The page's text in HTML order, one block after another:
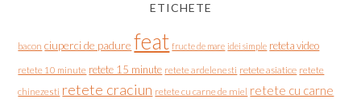
ETICHETE
bacon ciuperci de padure feat fructe de mare idei simple reteta video
retete 10 minute retete 15 minute retete ardelenesti retete asiatice retete
chinezesti retete craciun retete cu carne de miel retete cu carne